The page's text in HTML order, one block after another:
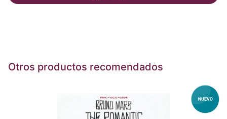
Otros productos recomendados